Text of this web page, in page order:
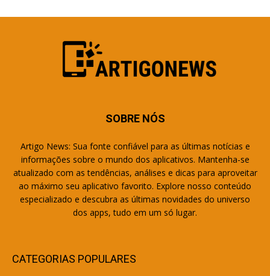
SOBRE NÓS
Artigo News: Sua fonte confiável para as últimas notícias e
informações sobre o mundo dos aplicativos. Mantenha-se
atualizado com as tendências, análises e dicas para aproveitar
ao máximo seu aplicativo favorito. Explore nosso conteúdo
especializado e descubra as últimas novidades do universo
dos apps, tudo em um só lugar.
CATEGORIAS POPULARES